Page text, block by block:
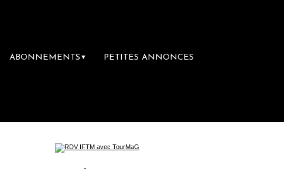
ABONNEMENTS ▼ PETITES ANNONCES